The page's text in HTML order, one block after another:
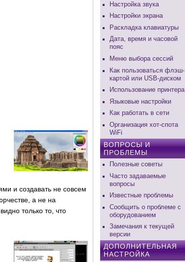
и создавать не совсем
а не на
только то, что
Настройка звука
Настройки экрана
Раскладка клавиатуры
Дата, время и часовой
пояс
Меню выбора сессий
Как пользоваться флэш-
картой или USB-диском
Использование принтера
Языковые настройки
Как работать в сети
Организация хот-спота
WiFi
ВОПРОСЫ И
ПРОБЛЕМЫ
Полезные советы
Часто задаваемые
вопросы
Известные проблемы
Сообщить о проблеме с
оборудованием
Замечания к текущей
версии
ДОПОЛНИТЕЛЬНАЯ
НАСТРОЙКА